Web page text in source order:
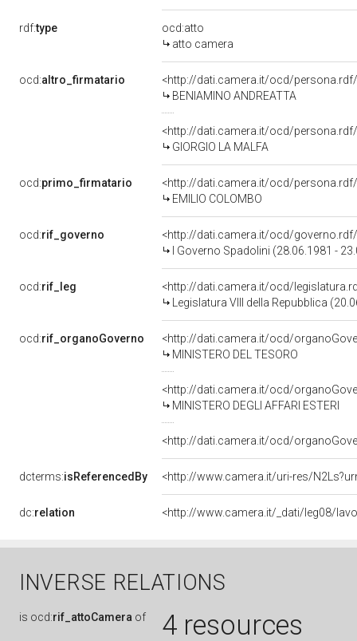
rdf:type
ocd:atto
atto camera
ocd:altro_firmatario
<http://dati.camera.it/ocd/
BENIAMINO ANDREATTA
<http://dati.camera.it/ocd/
GIORGIO LA MALFA
ocd:primo_firmatario
<http://dati.camera.it/ocd/
EMILIO COLOMBO
ocd:rif_governo
<http://dati.camera.it/ocd/
I Governo Spadolini (28.06.1981 -
ocd:rif_leg
<http://dati.camera.it/ocd/
Legislatura VIII della Repubblica
ocd:rif_organoGoverno
<http://dati.camera.it/ocd/
MINISTERO DEL TESORO
<http://dati.camera.it/ocd/
MINISTERO DEGLI AFFARI ESTERI
<http://dati.camera.it/ocd/
dcterms:isReferencedBy <http://www.camera.it/uri-res/
dc:relation <http://www.camera.it/_dati/leg08/
INVERSE RELATIONS
is ocd:rif_attoCamera of 4 resources